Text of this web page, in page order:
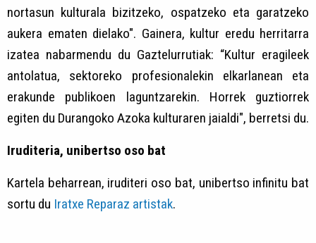
nortasun kulturala bizitzeko, ospatzeko eta garatzeko
aukera ematen dielako". Gainera, kultur eredu herritarra
izatea nabarmendu du Gaztelurrutiak: “Kultur eragileek
antolatua, sektoreko profesionalekin elkarlanean eta
erakunde publikoen laguntzarekin. Horrek guztiorrek
egiten du Durangoko Azoka kulturaren jaialdi", berretsi du.
Iruditeria, unibertso oso bat
Kartela beharrean, iruditeri oso bat, unibertso infinitu bat
sortu du Iratxe Reparaz artistak.